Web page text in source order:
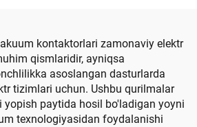
kontaktorlari zamonaviy elektr
qismlaridir, ayniqsa
asoslangan dasturlarda
tizimlari uchun. Ushbu qurilmalar
yopish paytida hosil bo'ladigan yoyni
texnologiyasidan foydalanishi